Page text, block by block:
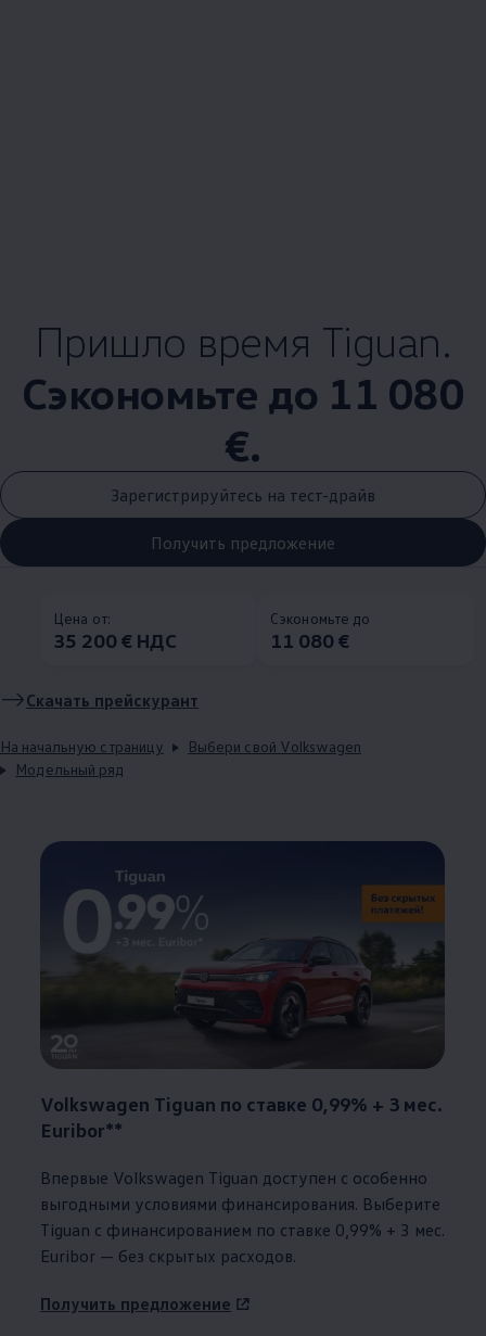
Пришло время Tiguan.
Сэкономьте до 11 080
€.
Зарегистрируйтесь на тест-драйв
Получить предложение
Цена от:
35 200 € НДС
Сэкономьте до
11 080 €
Скачать прейскурант
На начальную страницу
Выбери свой Volkswagen
Модельный ряд
Volkswagen Tiguan по ставке 0,99% + 3 мес.
Euribor**
Впервые Volkswagen Tiguan доступен с особенно
выгодными условиями финансирования. Выберите
Tiguan с финансированием по ставке 0,99% + 3 мес.
Euribor — без скрытых расходов.
Получить предложение